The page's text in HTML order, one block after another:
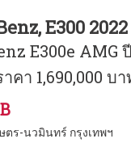
E300 2022
E300e AMG
า 1,690,000 บา
ตร-นวมินทร์ กรุงเทพฯ